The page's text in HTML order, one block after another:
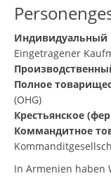
Индивидуальный
Eingetragener
Полное
(OHG)
Крестьянское
Коммандитное
In Armenien haben